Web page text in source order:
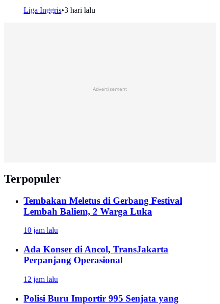
Liga Inggris•3 hari lalu
Advertisement
Terpopuler
Tembakan Meletus di Gerbang Festival
Lembah Baliem, 2 Warga Luka
10 jam lalu
Ada Konser di Ancol, TransJakarta
Perpanjang Operasional
12 jam lalu
Polisi Buru Importir 995 Senjata yang